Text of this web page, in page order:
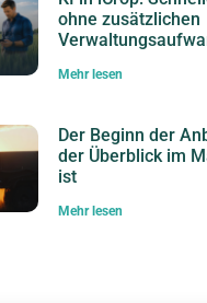
ohne zusätzlichen
Mehr lesen
Der Beginn der
der Überblick im
ist
Mehr lesen